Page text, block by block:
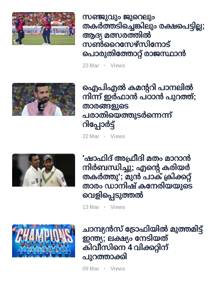
സഞ്ജുവും ജുറെലും
തകര്‍ത്തടിച്ചെങ്കിലും രക്ഷപെട്ടില്ല;
ആദ്യ മത്സരത്തില്‍
സണ്‍റൈസേഴ്‌സിനോട്
പൊരുതിത്തോറ്റ് രാജസ്ഥാന്‍
23 Mar Views
ഐപിഎല്‍ കമന്ററി പാനലില്‍
നിന്ന് ഇര്‍ഫാന്‍ പഠാന്‍ പുറത്ത്;
താരങ്ങളുടെ
പരാതിയെത്തുടര്‍ന്നെന്ന്
റിപ്പോര്‍ട്ട്
22 Mar Views
'ഷാഫിദ് അഫ്രീദി മതം മാറാൻ
നിർബന്ധിച്ചു; എന്റെ കരിയർ
തകർത്തു'; മുൻ പാക് ക്രിക്കറ്റ്
താരം ഡാനിഷ് കനേരിയയുടെ
വെളിപ്പെടുത്തൽ
13 Mar Views
ചാമ്പ്യന്‍സ് ട്രോഫിയില്‍ മുത്തമിട്ട്
ഇന്ത്യ; ലക്ഷ്യം നേടിയത്
കിവീസിനെ 4 വിക്കറ്റിന്
പുറത്താക്കി
09 Mar Views